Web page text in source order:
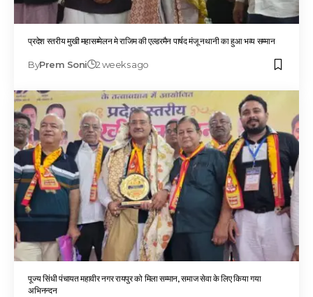
प्रदेश स्तरीय मुखी महासम्मेलन मे राजिम की एल्डरमैन पार्षद मंजू नथानी का हुआ भव्य सम्मान
ByPrem Soni 2 weeks ago
पूज्य सिंधी पंचायत महावीर नगर रायपुर को मिला सम्मान, समाज सेवा के लिए किया गया
अभिनन्दन